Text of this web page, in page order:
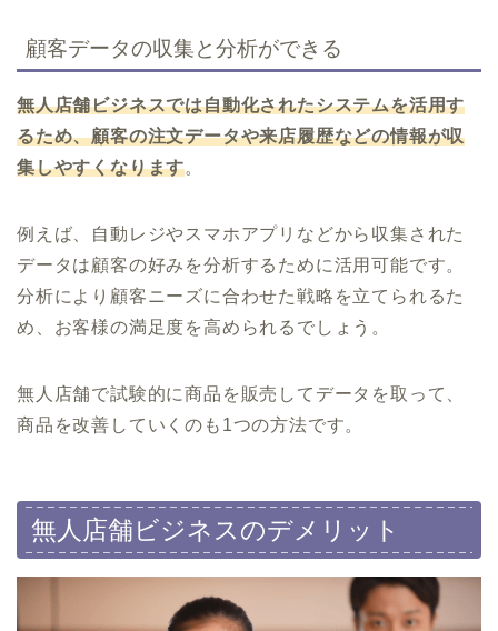
顧客データの収集と分析ができる
無人店舗ビジネスでは自動化されたシステムを活用す
るため、顧客の注文データや来店履歴などの情報が収
集しやすくなります。
例えば、自動レジやスマホアプリなどから収集された
データは顧客の好みを分析するために活用可能です。
分析により顧客ニーズに合わせた戦略を立てられるた
め、お客様の満足度を高められるでしょう。
無人店舗で試験的に商品を販売してデータを取って、
商品を改善していくのも1つの方法です。
無人店舗ビジネスのデメリット